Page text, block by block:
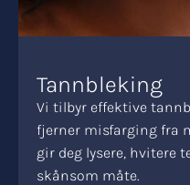
Tannbleking
Vi tilbyr effektive
fjerner misfarging fra
gir deg lysere, hvitere
skånsom måte.